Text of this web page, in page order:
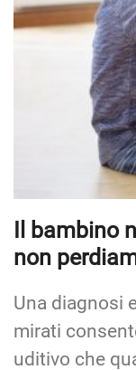
Il bambino
non
Una diagnosi
mirati
uditivo che